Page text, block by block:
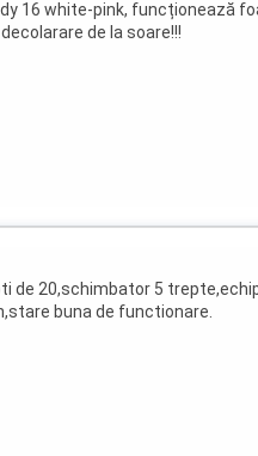
16 white-pink, funcționează
de la soare!!!
de 20,schimbator 5
buna de functionare.